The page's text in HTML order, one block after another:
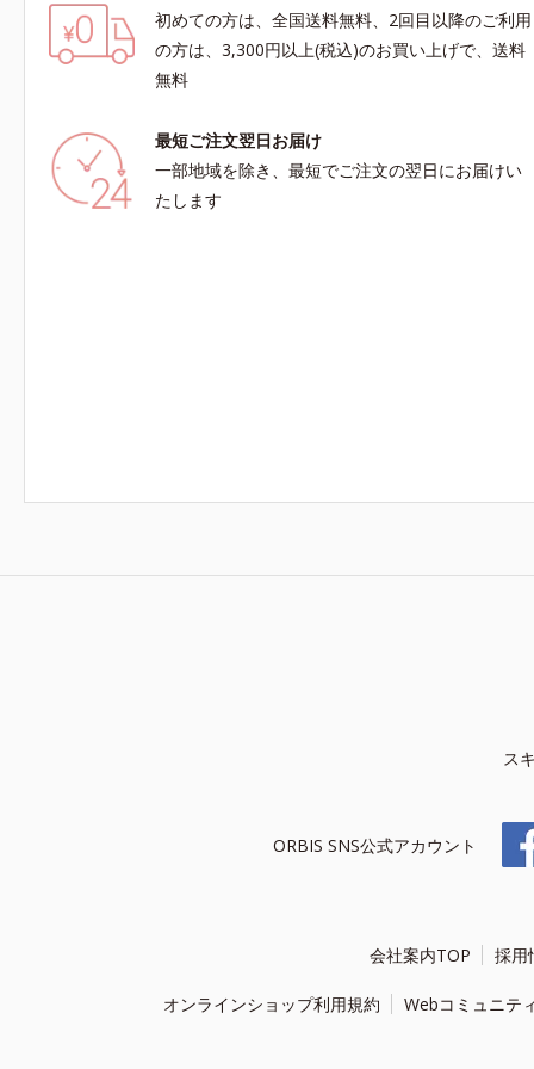
初めての方は、全国送料無料、2回目以降のご利用
の方は、3,300円以上(税込)のお買い上げで、送料
無料
最短ご注文翌日お届け
一部地域を除き、最短でご注文の翌日にお届けい
たします
ス
ORBIS SNS公式アカウント
会社案内TOP 採用
オンラインショップ利用規約 Webコミュニテ